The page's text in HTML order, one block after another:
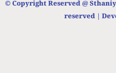
© Copyright Reserved @
reserved |